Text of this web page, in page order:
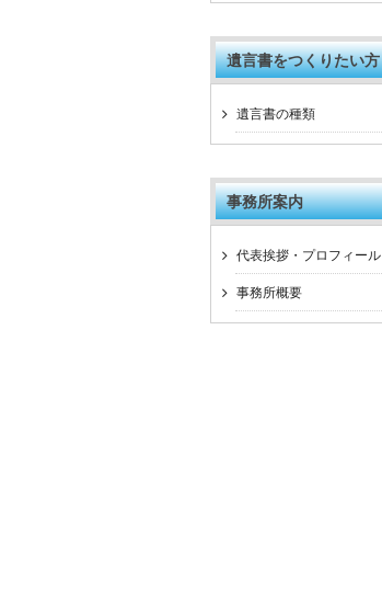
遺言書をつくりたい方
遺言書の種類
事務所案内
代表挨拶・プロフィール
事務所概要